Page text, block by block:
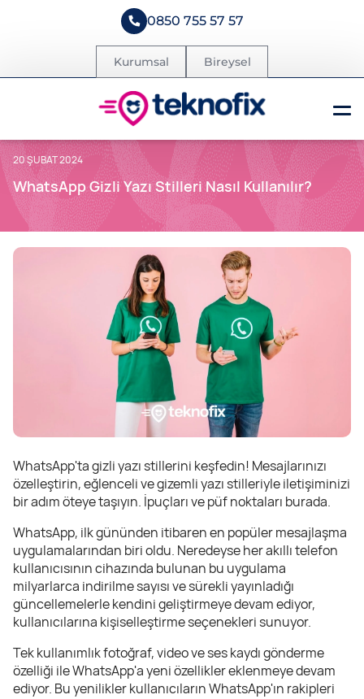
0850 755 57 57
Kurumsal Bireysel
20 ŞUBAT 2024
WhatsApp Gizli Yazı Stilleri Nasıl Kullanılır?
WhatsApp'ta gizli yazı stillerini keşfedin! Mesajlarınızı
özelleştirin, eğlenceli ve gizemli yazı stilleriyle iletişiminizi
bir adım öteye taşıyın. İpuçları ve püf noktaları burada.
WhatsApp, ilk gününden itibaren en popüler mesajlaşma
uygulamalarından biri oldu. Neredeyse her akıllı telefon
kullanıcısının cihazında bulunan bu uygulama
milyarlarca indirilme sayısı ve sürekli yayınladığı
güncellemelerle kendini geliştirmeye devam ediyor,
kullanıcılarına kişiselleştirme seçenekleri sunuyor.
Tek kullanımlık fotoğraf, video ve ses kaydı gönderme
özelliği ile WhatsApp'a yeni özellikler eklenmeye devam
ediyor. Bu yenilikler kullanıcıların WhatsApp'ın rakipleri